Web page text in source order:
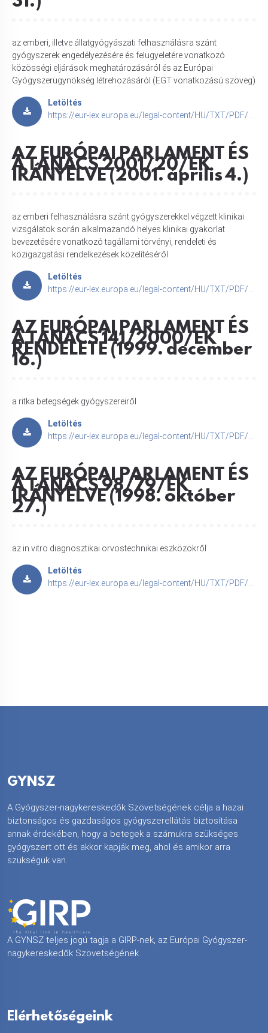
31.)
az emberi, illetve állatgyógyászati felhasználásra szánt
gyógyszerek engedélyezésére és felügyeletére vonatkozó
közösségi eljárások meghatározásáról és az Európai
Gyógyszerügynökség létrehozásáról (EGT vonatkozású szöveg)
Letöltés
https://eur-lex.europa.eu/legal-content/HU/TXT/PDF/?uri=CELEX:32004R0726
AZ EURÓPAI PARLAMENT ÉS
A TANÁCS 2001/20/EK
IRÁNYELVE (2001. április 4.)
az emberi felhasználásra szánt gyógyszerekkel végzett klinikai
vizsgálatok során alkalmazandó helyes klinikai gyakorlat
bevezetésére vonatkozó tagállami törvényi, rendeleti és
közigazgatási rendelkezések közelítéséről
Letöltés
https://eur-lex.europa.eu/legal-content/HU/TXT/PDF/?uri=CELEX:32001L0020
AZ EURÓPAI PARLAMENT ÉS
A TANÁCS 141/2000/EK
RENDELETE (1999. december
16.)
a ritka betegségek gyógyszereiről
Letöltés
https://eur-lex.europa.eu/legal-content/HU/TXT/PDF/?uri=CELEX:32000R0141
AZ EURÓPAI PARLAMENT ÉS
A TANÁCS 98/79/EK
IRÁNYELVE (1998. október
27.)
az in vitro diagnosztikai orvostechnikai eszközökről
Letöltés
https://eur-lex.europa.eu/legal-content/HU/TXT/PDF/?uri=CELEX:31998L0079
GYNSZ
A Gyógyszer-nagykereskedők Szövetségének célja a hazai
biztonságos és gazdaságos gyógyszerellátás biztosítása
annak érdekében, hogy a betegek a számukra szükséges
gyógyszert ott és akkor kapják meg, ahol és amikor arra
szükségük van.
A GYNSZ teljes jogú tagja a GIRP-nek, az Európai Gyógyszer-
nagykereskedők Szövetségének
Elérhetőségeink